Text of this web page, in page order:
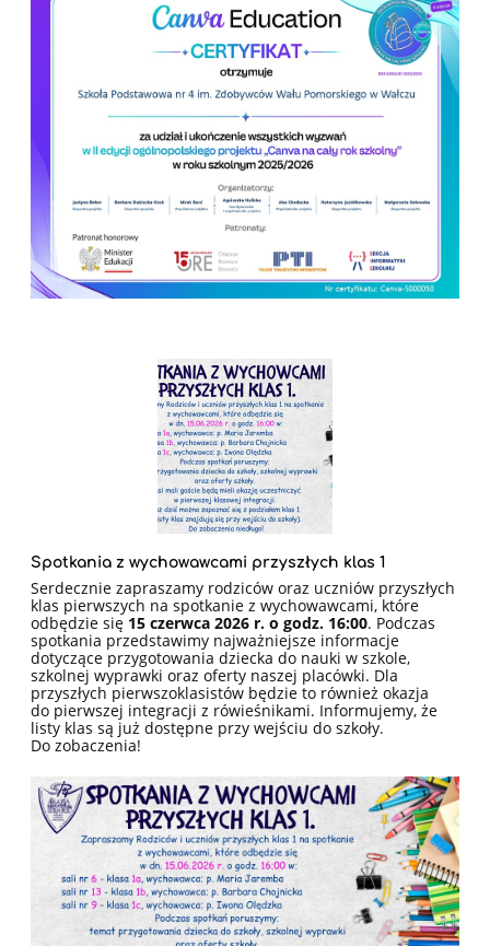
Spotkania z wychowawcami przyszłych klas 1
Serdecznie zapraszamy rodziców oraz uczniów przyszłych
klas pierwszych na spotkanie z wychowawcami, które
odbędzie się 15 czerwca 2026 r. o godz. 16:00. Podczas
spotkania przedstawimy najważniejsze informacje
dotyczące przygotowania dziecka do nauki w szkole,
szkolnej wyprawki oraz oferty naszej placówki. Dla
przyszłych pierwszoklasistów będzie to również okazja
do pierwszej integracji z rówieśnikami. Informujemy, że
listy klas są już dostępne przy wejściu do szkoły.
Do zobaczenia!